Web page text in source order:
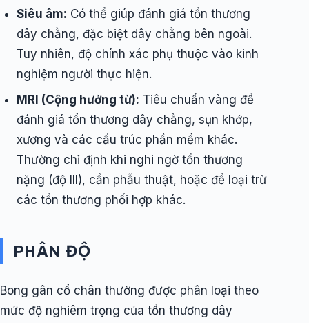
Siêu âm: Có thể giúp đánh giá tổn thương
dây chằng, đặc biệt dây chằng bên ngoài.
Tuy nhiên, độ chính xác phụ thuộc vào kinh
nghiệm người thực hiện.
MRI (Cộng hưởng từ): Tiêu chuẩn vàng để
đánh giá tổn thương dây chằng, sụn khớp,
xương và các cấu trúc phần mềm khác.
Thường chỉ định khi nghi ngờ tổn thương
nặng (độ III), cần phẫu thuật, hoặc để loại trừ
các tổn thương phối hợp khác.
PHÂN ĐỘ
Bong gân cổ chân thường được phân loại theo
mức độ nghiêm trọng của tổn thương dây